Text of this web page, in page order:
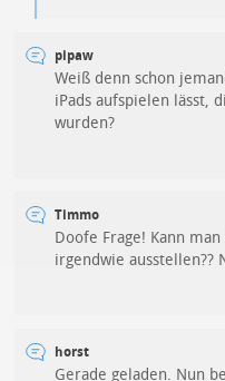
pipaw
Weiß denn schon
iPads aufspielen lässt,
wurden?
Timmo
Doofe Frage! Kann
irgendwie ausstellen??
horst
Gerade geladen. Nun